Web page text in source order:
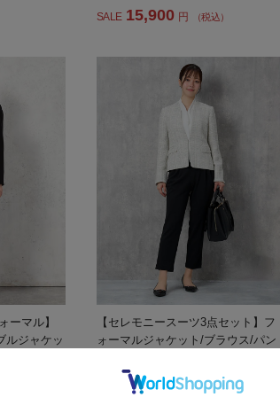
SALE 15,900 円 （税込）
ーマル】
ルジャケッ
礼服【レ
【セレモニースーツ3点セット】フ
ォーマルジャケット/ブラウス/パン
礼服【レディース】